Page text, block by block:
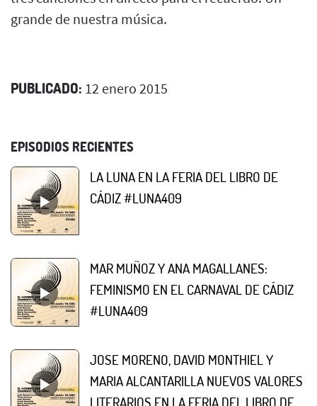
grande de nuestra música.
PUBLICADO: 12 enero 2015
EPISODIOS RECIENTES
LA LUNA EN LA FERIA DEL LIBRO DE
CÁDIZ #LUNA409
MAR MUÑOZ Y ANA MAGALLANES:
FEMINISMO EN EL CARNAVAL DE CÁDIZ
#LUNA409
JOSE MORENO, DAVID MONTHIEL Y
MARIA ALCANTARILLA NUEVOS VALORES
LITERARIOS EN LA FERIA DEL LIBRO DE